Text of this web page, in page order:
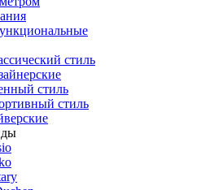
стиль
стиль
стиль